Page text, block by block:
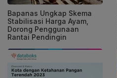
Bapanas Ungkap Skema
Stabilisasi Harga Ayam,
Dorong Penggunaan
Rantai Pendingin